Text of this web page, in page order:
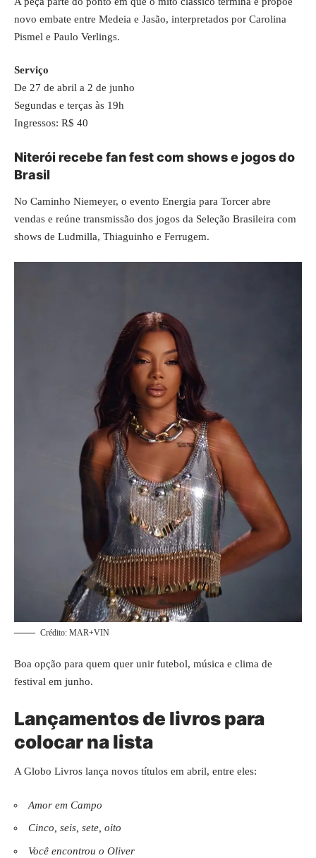
novo embate entre Medeia e Jasão, interpretados por Carolina
Pismel e Paulo Verlings.
Serviço
De 27 de abril a 2 de junho
Segundas e terças às 19h
Ingressos: R$ 40
Niterói recebe fan fest com shows e jogos do
Brasil
No Caminho Niemeyer, o evento Energia para Torcer abre
vendas e reúne transmissão dos jogos da Seleção Brasileira com
shows de Ludmilla, Thiaguinho e Ferrugem.
Crédito: MAR+VIN
Boa opção para quem quer unir futebol, música e clima de
festival em junho.
Lançamentos de livros para
colocar na lista
A Globo Livros lança novos títulos em abril, entre eles:
Amor em Campo
Cinco, seis, sete, oito
Você encontrou o Oliver